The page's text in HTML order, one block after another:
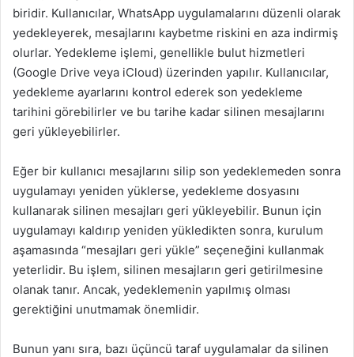
biridir. Kullanıcılar, WhatsApp uygulamalarını düzenli olarak
yedekleyerek, mesajlarını kaybetme riskini en aza indirmiş
olurlar. Yedekleme işlemi, genellikle bulut hizmetleri
(Google Drive veya iCloud) üzerinden yapılır. Kullanıcılar,
yedekleme ayarlarını kontrol ederek son yedekleme
tarihini görebilirler ve bu tarihe kadar silinen mesajlarını
geri yükleyebilirler.
Eğer bir kullanıcı mesajlarını silip son yedeklemeden sonra
uygulamayı yeniden yüklerse, yedekleme dosyasını
kullanarak silinen mesajları geri yükleyebilir. Bunun için
uygulamayı kaldırıp yeniden yükledikten sonra, kurulum
aşamasında “mesajları geri yükle” seçeneğini kullanmak
yeterlidir. Bu işlem, silinen mesajların geri getirilmesine
olanak tanır. Ancak, yedeklemenin yapılmış olması
gerektiğini unutmamak önemlidir.
Bunun yanı sıra, bazı üçüncü taraf uygulamalar da silinen